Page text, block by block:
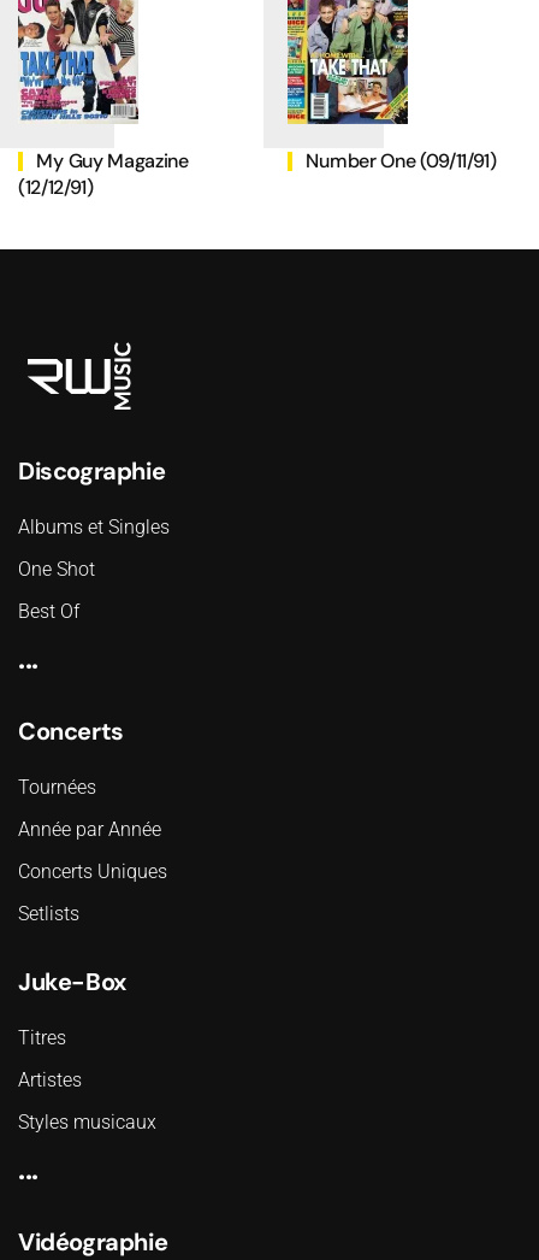
My Guy Magazine
(12/12/91)
Number One (09/11/91)
Discographie
Albums et Singles
One Shot
Best Of
...
Concerts
Tournées
Année par Année
Concerts Uniques
Setlists
Juke-Box
Titres
Artistes
Styles musicaux
...
Vidéographie